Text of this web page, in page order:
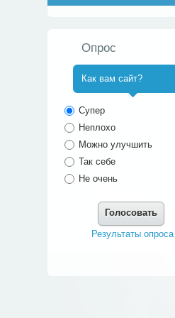
Опрос
Как вам сайт?
Супер
Неплохо
Можно улучшить
Так себе
Не очень
Голосовать
Результаты опроса